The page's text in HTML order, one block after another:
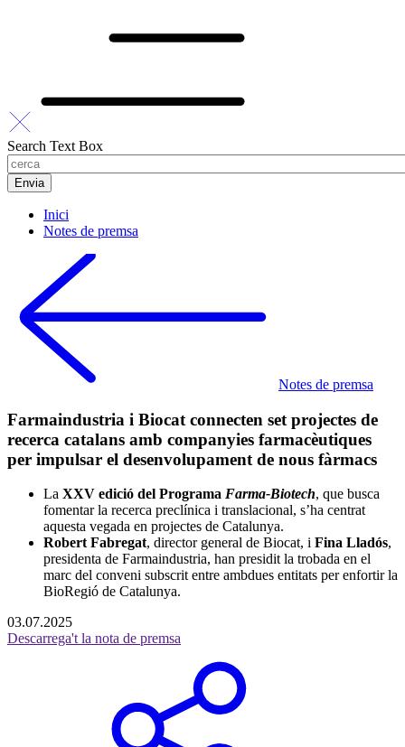
Search Text Box
Inici
Notes de premsa
Notes de premsa
Farmaindustria i Biocat connecten set projectes de
recerca catalans amb companyies farmacèutiques
per impulsar el desenvolupament de nous fàrmacs
La XXV edició del Programa Farma-Biotech, que busca
fomentar la recerca preclínica i translacional, s’ha centrat
aquesta vegada en projectes de Catalunya.
Robert Fabregat, director general de Biocat, i Fina Lladós,
presidenta de Farmaindustria, han presidit la trobada en el
marc del conveni subscrit entre ambdues entitats per enfortir la
BioRegió de Catalunya.
03.07.2025
Descarrega't la nota de premsa